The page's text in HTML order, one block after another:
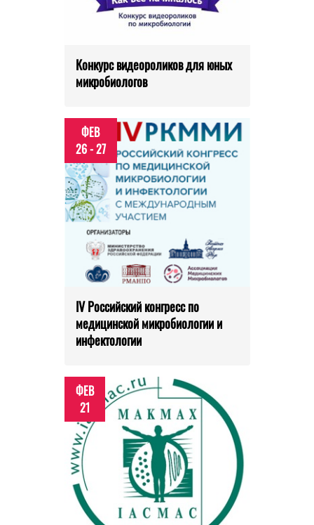
Конкурс видеороликов для юных
микробиологов
ФЕВ
26 - 27
IV Российский конгресс по
медицинской микробиологии и
инфектологии
ФЕВ
21